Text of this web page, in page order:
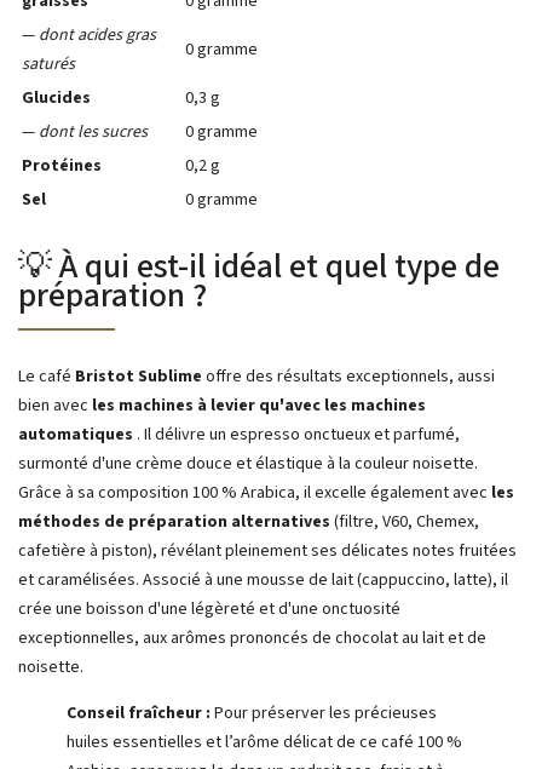
— dont acides gras
saturés
0 gramme
Glucides
0,3 g
— dont les sucres
0 gramme
Protéines
0,2 g
Sel
0 gramme
💡 À qui est-il idéal et quel type de
préparation ?
Le café Bristot Sublime offre des résultats exceptionnels, aussi
bien avec les machines à levier qu'avec les machines
automatiques . Il délivre un espresso onctueux et parfumé,
surmonté d'une crème douce et élastique à la couleur noisette.
Grâce à sa composition 100 % Arabica, il excelle également avec les
méthodes de préparation alternatives (filtre, V60, Chemex,
cafetière à piston), révélant pleinement ses délicates notes fruitées
et caramélisées. Associé à une mousse de lait (cappuccino, latte), il
crée une boisson d'une légèreté et d'une onctuosité
exceptionnelles, aux arômes prononcés de chocolat au lait et de
noisette.
Conseil fraîcheur : Pour préserver les précieuses
huiles essentielles et l’arôme délicat de ce café 100 %